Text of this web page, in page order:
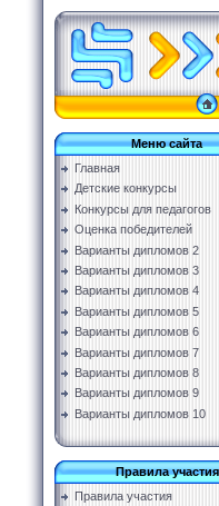
Меню сайта
Главная
Детские конкурсы
Конкурсы для педагогов
Оценка победителей
Варианты дипломов 2
Варианты дипломов 3
Варианты дипломов 4
Варианты дипломов 5
Варианты дипломов 6
Варианты дипломов 7
Варианты дипломов 8
Варианты дипломов 9
Варианты дипломов 10
Правила участия
Правила участия